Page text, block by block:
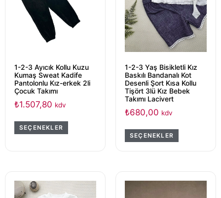
1-2-3 Ayıcık Kollu Kuzu
Kumaş Sweat Kadife
Pantolonlu Kız-erkek 2li
Çocuk Takımı
₺1.507,80 kdv
SEÇENEKLER
1-2-3 Yaş Bisikletli Kız
Baskılı Bandanalı Kot
Desenli Şort Kısa Kollu
Tişört 3lü Kız Bebek
Takımı Lacivert
₺680,00 kdv
SEÇENEKLER